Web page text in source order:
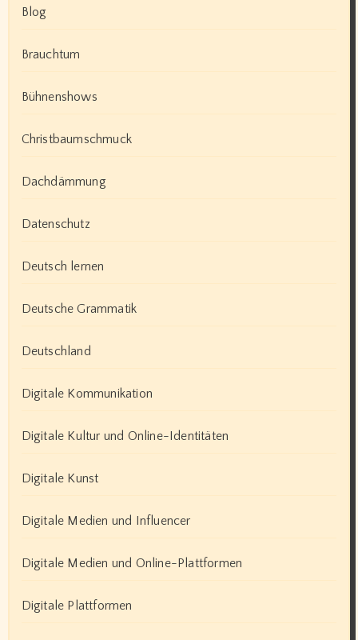
Blog
Brauchtum
Bühnenshows
Christbaumschmuck
Dachdämmung
Datenschutz
Deutsch lernen
Deutsche Grammatik
Deutschland
Digitale Kommunikation
Digitale Kultur und Online-Identitäten
Digitale Kunst
Digitale Medien und Influencer
Digitale Medien und Online-Plattformen
Digitale Plattformen